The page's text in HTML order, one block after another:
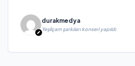
durakmedya
Yeşilçam şarkıları konseri yapıldı